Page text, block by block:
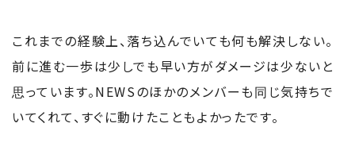
これまでの経験上、落ち込んでいても何も解決しない。
前に進む一歩は少しでも早い方がダメージは少ないと
思っています。NEWSのほかのメンバーも同じ気持ちで
いてくれて、すぐに動けたこともよかったです。